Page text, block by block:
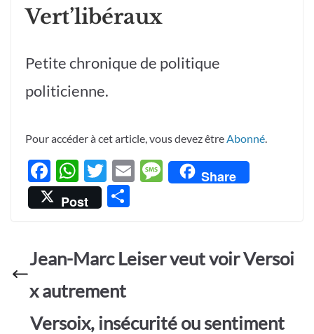
Vert’libéraux
Petite chronique de politique
politicienne.
Pour accéder à cet article, vous devez être Abonné
F
ac
e
o
o
k
W
h
at
A
p
p
T
w
itt
E
M
es
e
Share
Post
g
Jean-Marc Leiser veut voir Versoi
x autrement
Versoix, insécurité ou sentiment